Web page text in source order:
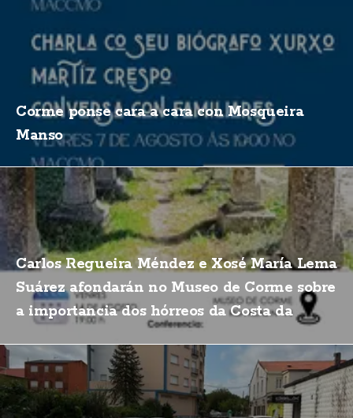
Corme ponse cara a cara con Mosqueira
Manso
Carlos Regueira Méndez e Xosé María Lema
Suárez afondarán no Museo de Corme sobre
a importancia dos hórreos da Costa da